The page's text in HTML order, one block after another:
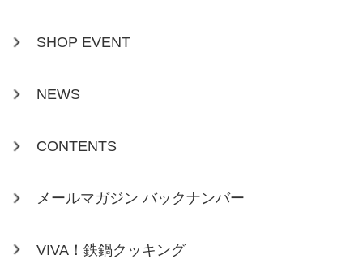
SHOP EVENT
NEWS
CONTENTS
メールマガジン バックナンバー
VIVA！鉄鍋クッキング